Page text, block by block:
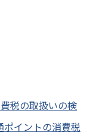
税の取扱いの検
ポイントの消費税